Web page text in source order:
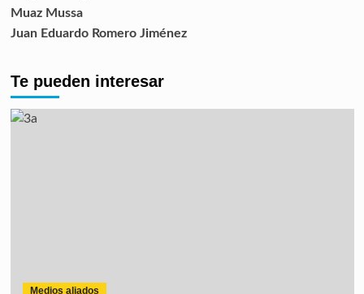
Muaz Mussa
Juan Eduardo Romero Jiménez
Te pueden interesar
Medios aliados